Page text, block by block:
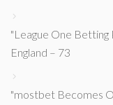
"League One
England – 73
"mostbet Becomes